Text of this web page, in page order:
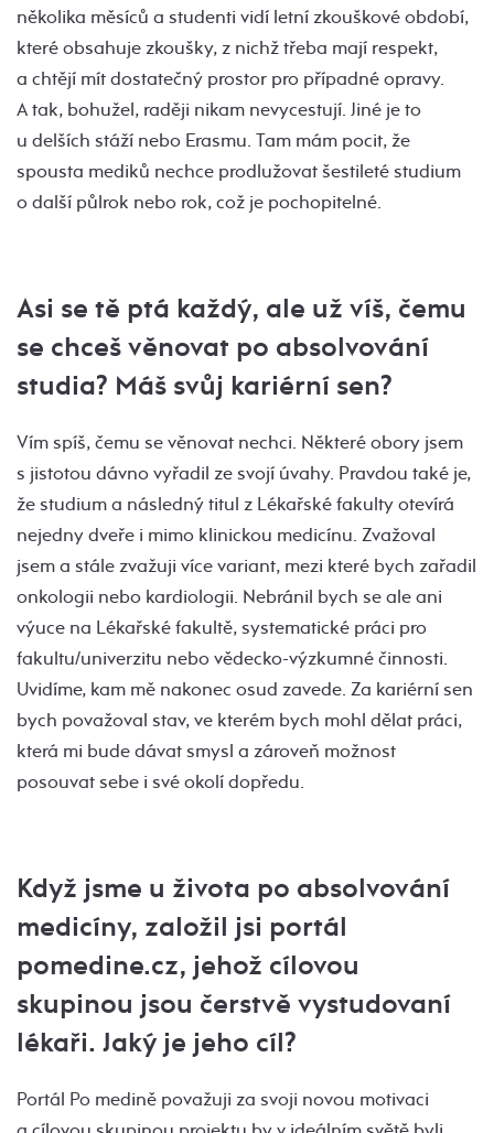
několika měsíců a studenti vidí letní zkouškové období,
které obsahuje zkoušky, z nichž třeba mají respekt,
a chtějí mít dostatečný prostor pro případné opravy.
A tak, bohužel, raději nikam nevycestují. Jiné je to
u delších stáží nebo Erasmu. Tam mám pocit, že
spousta mediků nechce prodlužovat šestileté studium
o další půlrok nebo rok, což je pochopitelné.
Asi se tě ptá každý, ale už víš, čemu
se chceš věnovat po absolvování
studia? Máš svůj kariérní sen?
Vím spíš, čemu se věnovat nechci. Některé obory jsem
s jistotou dávno vyřadil ze svojí úvahy. Pravdou také je,
že studium a následný titul z Lékařské fakulty otevírá
nejedny dveře i mimo klinickou medicínu. Zvažoval
jsem a stále zvažuji více variant, mezi které bych zařadil
onkologii nebo kardiologii. Nebránil bych se ale ani
výuce na Lékařské fakultě, systematické práci pro
fakultu/univerzitu nebo vědecko-výzkumné činnosti.
Uvidíme, kam mě nakonec osud zavede. Za kariérní sen
bych považoval stav, ve kterém bych mohl dělat práci,
která mi bude dávat smysl a zároveň možnost
posouvat sebe i své okolí dopředu.
Když jsme u života po absolvování
medicíny, založil jsi portál
pomedine.cz, jehož cílovou
skupinou jsou čerstvě vystudovaní
lékaři. Jaký je jeho cíl?
Portál Po medině považuji za svoji novou motivaci